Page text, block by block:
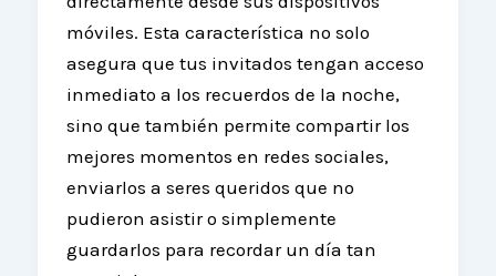
móviles. Esta característica no solo
asegura que tus invitados tengan acceso
inmediato a los recuerdos de la noche,
sino que también permite compartir los
mejores momentos en redes sociales,
enviarlos a seres queridos que no
pudieron asistir o simplemente
guardarlos para recordar un día tan